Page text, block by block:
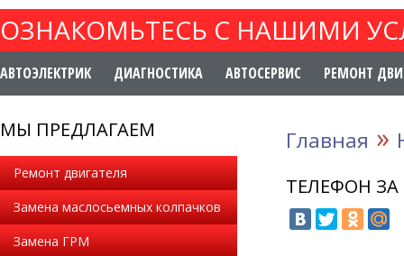
ОЗНАКОМЬТЕСЬ С НАШИМИ
АВТОЭЛЕКТРИК ДИАГНОСТИКА АВТОСЕРВИС РЕМОНТ
МЫ ПРЕДЛАГАЕМ
Ремонт двигателя
Замена маслосьемных колпачков
Замена ГРМ
Главная »
ТЕЛЕФОН